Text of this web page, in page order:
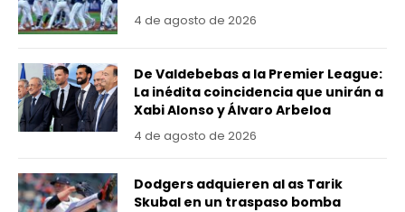
4 de agosto de 2026
De Valdebebas a la Premier League:
La inédita coincidencia que unirán a
Xabi Alonso y Álvaro Arbeloa
4 de agosto de 2026
Dodgers adquieren al as Tarik
Skubal en un traspaso bomba